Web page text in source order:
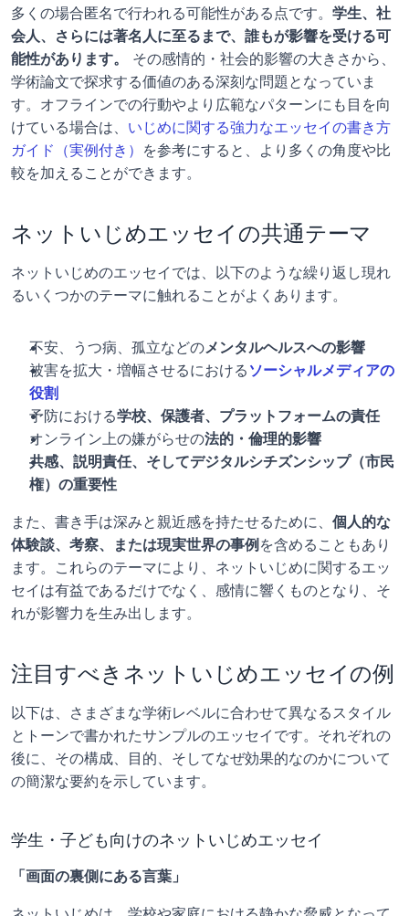
多くの場合匿名で行われる可能性がある点です。 学生、社
会人、さらには著名人に至るまで、誰もが影響を受ける可
能性があります。
その感情的・社会的影響の大きさから、
学術論文で探求する価値のある深刻な問題となっていま
す。オフラインでの行動やより広範なパターンにも目を向
けている場合は、 いじめに関する強力なエッセイの書き方
ガイド（実例付き） を参考にすると、より多くの角度や比
較を加えることができます。
ネットいじめエッセイの共通テーマ
ネットいじめのエッセイでは、以下のような繰り返し現れ
るいくつかのテーマに触れることがよくあります。
不安、うつ病、孤立などのメンタルヘルスへの影響
被害を拡大・増幅させるにおける ソーシャルメディアの
役割
予防における学校、保護者、プラットフォームの責任
オンライン上の嫌がらせの法的・倫理的影響
共感、説明責任、そしてデジタルシチズンシップ（市民
権）の重要性
また、書き手は深みと親近感を持たせるために、 個人的な
体験談、考察、または現実世界の事例 を含めることもあり
ます。これらのテーマにより、ネットいじめに関するエッ
セイは有益であるだけでなく、感情に響くものとなり、そ
れが影響力を生み出します。
注目すべきネットいじめエッセイの例
以下は、さまざまな学術レベルに合わせて異なるスタイル
とトーンで書かれたサンプルのエッセイです。それぞれの
後に、その構成、目的、そしてなぜ効果的なのかについて
の簡潔な要約を示しています。
学生・子ども向けのネットいじめエッセイ
「画面の裏側にある言葉」